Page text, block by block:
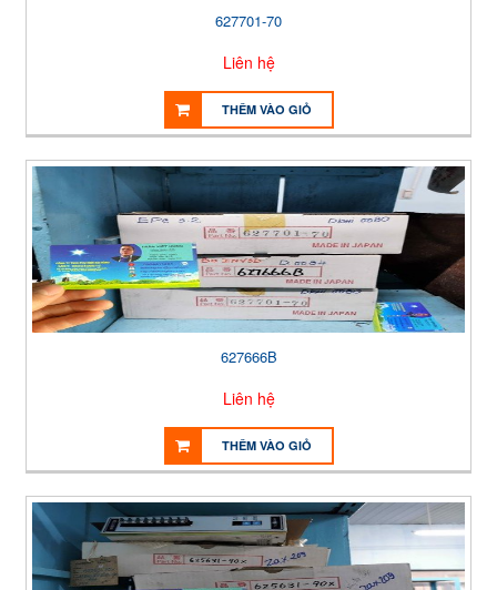
627701-70
Liên hệ
THÊM VÀO GIỎ
627666B
Liên hệ
THÊM VÀO GIỎ